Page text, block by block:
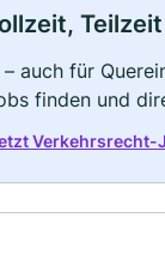
auch für
finden und
Verkehrsrecht-